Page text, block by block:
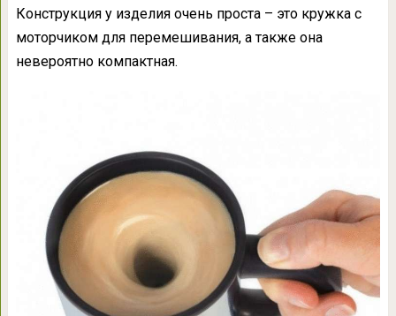
Конструкция у изделия очень проста – это кружка с
моторчиком для перемешивания, а также она
невероятно компактная.